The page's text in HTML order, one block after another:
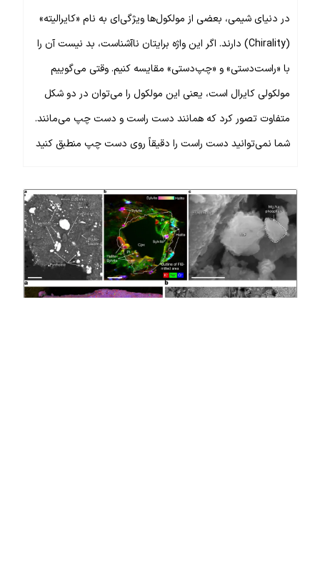
در دنیای شیمی، بعضی از مولکول‌ها ویژگی‌ای به نام «کایرالیته»
(Chirality) دارند. اگر این واژه برایتان ناآشناست، بد نیست آن را
با «راست‌دستی» و «چپ‌دستی» مقایسه کنیم. وقتی می‌گوییم
مولکولی کایرال است، یعنی این مولکول را می‌توان در دو شکل
متفاوت تصور کرد که همانند دست راست و دست چپ می‌مانند.
شما نمی‌توانید دست راست را دقیقاً روی دست چپ منطبق کنید